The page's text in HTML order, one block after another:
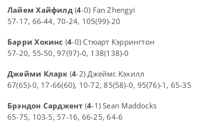
Лайем Хайфилд(4-0) Fan Zhengyi
57-17, 66-44, 70-24, 105(99)-20
Барри Хокинс (4-0) Стюарт Кэррингтон
57-20, 55-50, 97(97)-0, 138(138)-0
Джейми Кларк (4-2) Джеймс Кэхилл
67(65)-0, 17-66(60), 10-72, 85(58)-0, 95(76)-1, 65-35
Брэндон Сарджент (4-1) Sean Maddocks
65-75, 103-5, 57-16, 66-25, 64-6